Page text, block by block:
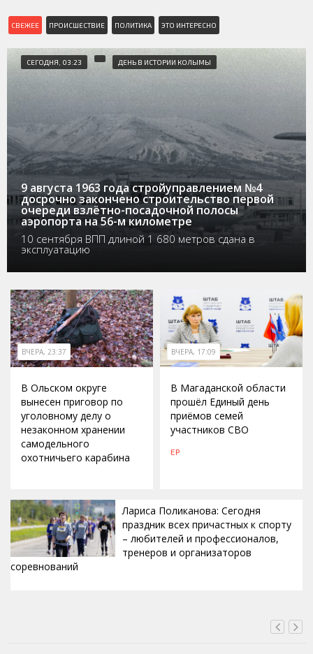
СВЕЖЕЕ ПРОИСШЕСТВИЕ ПОЛИТИКА ЭТО ИНТЕРЕСНО
СЕГОДНЯ, 03:23 ДЕНЬ В ИСТОРИИ КОЛЫМЫ
9 августа 1963 года стройуправлением №4
досрочно закончено строительство первой
очереди взлётно-посадочной полосы
аэропорта на 56-м километре
10 сентября ВПП длиной 1 680 метров сдана в
эксплуатацию
ВЧЕРА, 23:37
В Ольском округе
вынесен приговор по
уголовному делу о
незаконном хранении
самодельного
охотничьего карабина
ВЧЕРА, 17:09
В Магаданской области
прошёл Единый день
приёмов семей
участников СВО
ЕР
Лариса Поликанова: Сегодня
праздник всех причастных к спорту
– любителей и профессионалов,
тренеров и организаторов
соревнований